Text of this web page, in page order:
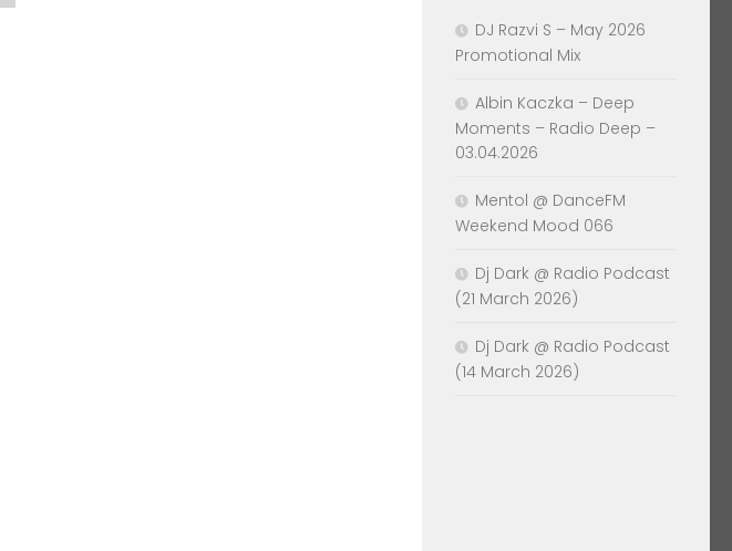
DJ Razvi S – May 2026
Promotional Mix
Albin Kaczka – Deep
Moments – Radio Deep –
03.04.2026
Mentol @ DanceFM
Weekend Mood 066
Dj Dark @ Radio Podcast
(21 March 2026)
Dj Dark @ Radio Podcast
(14 March 2026)